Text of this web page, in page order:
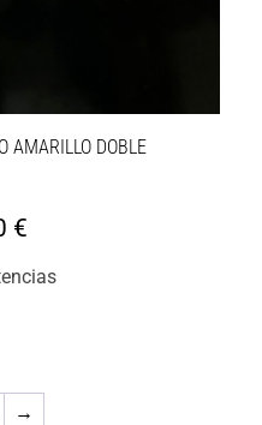
AMARILLO DOBLE
€
→